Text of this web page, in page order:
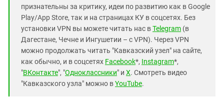
признательны за критику, идеи по развитию как в Google
Play/App Store, так и на страницах КУ в соцсетях. Без
установки VPN вы можете читать нас вTelegram (в
Дагестане, Чечне и Ингушетии – с VPN). Через VPN
можно продолжать читать "Кавказский узел" на сайте,
как обычно, и в соцсетях Facebook*, Instagram*,
"ВКонтакте", "Одноклассники" и X. Смотреть видео
"Кавказского узла" можно вYouTube.